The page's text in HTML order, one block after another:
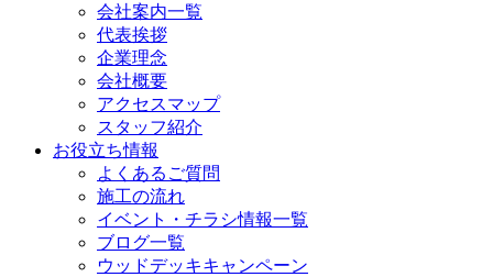
会社案内一覧
代表挨拶
企業理念
会社概要
アクセスマップ
スタッフ紹介
お役立ち情報
よくあるご質問
施工の流れ
イベント・チラシ情報一覧
ブログ一覧
ウッドデッキキャンペーン